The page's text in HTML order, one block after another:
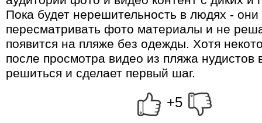
Пока будет нерешительность в людях - они
пересматривать фото материалы и не
появится на пляже без одежды. Хотя
после просмотра видео из пляжа нудистов
решиться и сделает первый шаг.
+5